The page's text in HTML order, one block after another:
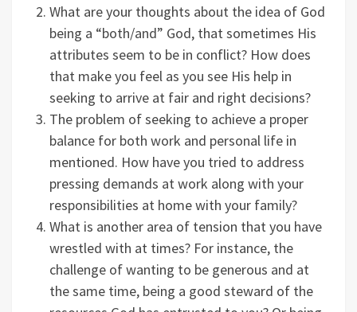
What are your thoughts about the idea of God
being a “both/and” God, that sometimes His
attributes seem to be in conflict? How does
that make you feel as you see His help in
seeking to arrive at fair and right decisions?
The problem of seeking to achieve a proper
balance for both work and personal life in
mentioned. How have you tried to address
pressing demands at work along with your
responsibilities at home with your family?
What is another area of tension that you have
wrestled with at times? For instance, the
challenge of wanting to be generous and at
the same time, being a good steward of the